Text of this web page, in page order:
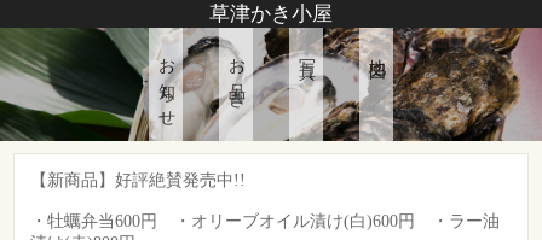
草津かき小屋
お知らせ お品書き 写真 地図
【新商品】好評絶賛発売中!!
・牡蠣弁当600円 ・オリーブオイル漬け(白)600円 ・ラー油